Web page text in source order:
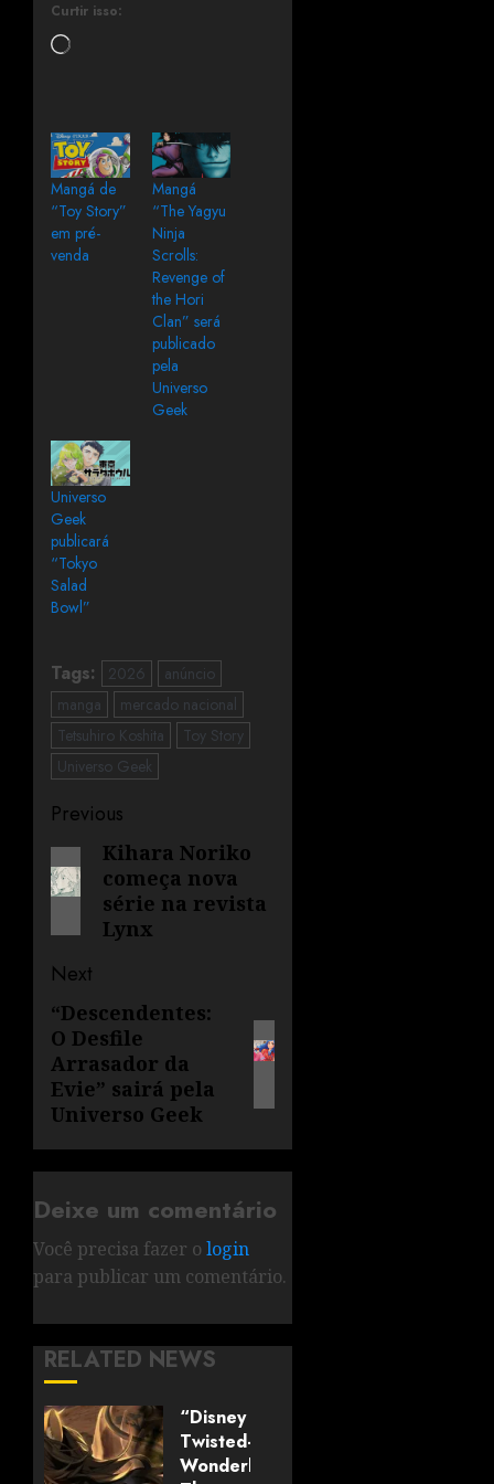
Curtir isso:
Mangá de
“Toy Story”
em pré-
venda
Mangá
“The Yagyu
Ninja
Scrolls:
Revenge of
the Hori
Clan” será
publicado
pela
Universo
Geek
Universo
Geek
publicará
“Tokyo
Salad
Bowl”
Tags: 2026
anúncio
manga
mercado nacional
Tetsuhiro Koshita
Toy Story
Universo Geek
Previous
Kihara Noriko
começa nova
série na revista
Lynx
Next
“Descendentes:
O Desfile
Arrasador da
Evie” sairá pela
Universo Geek
Deixe um comentário
Você precisa fazer o login
para publicar um comentário.
RELATED NEWS
“Disney
Twisted-
Wonderland: